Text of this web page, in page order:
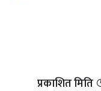
प्रकाशित मिति